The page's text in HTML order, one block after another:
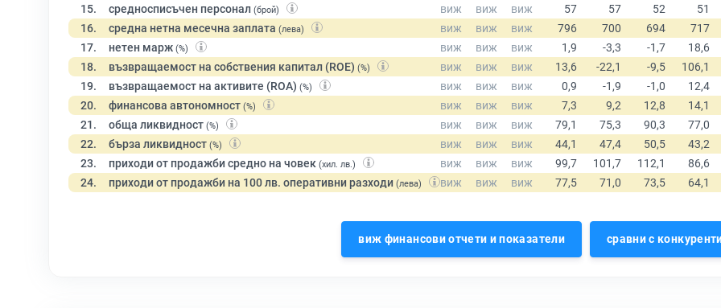
15. средносписъчен персонал (брой)
16. средна нетна месечна заплата (лева)
17. нетен марж (%)
18. възвращаемост на собствения капитал (ROE) (%)
19. възвращаемост на активите (ROA) (%)
20. финансова автономност (%)
21. обща ликвидност (%)
22. бърза ликвидност (%)
23. приходи от продажби средно на човек (хил. лв.)
24. приходи от продажби на 100 лв. оперативни разходи (лева)
виж финансови отчети и показатели сравни с